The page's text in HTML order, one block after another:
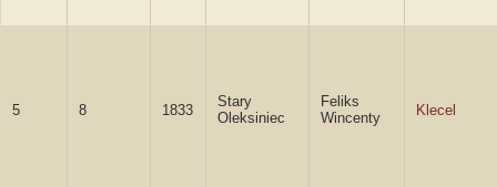
5 8 1833
Stary
Oleksiniec
Feliks
Wincenty
Klecel